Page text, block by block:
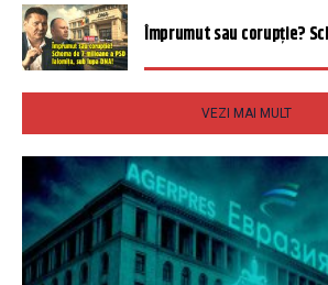
Împrumut sau corupție?
VEZI MAI MULT